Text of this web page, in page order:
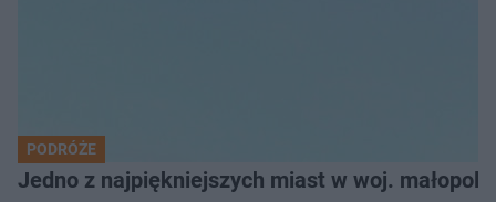
PODRÓŻE
Jedno z najpiękniejszych miast w woj.